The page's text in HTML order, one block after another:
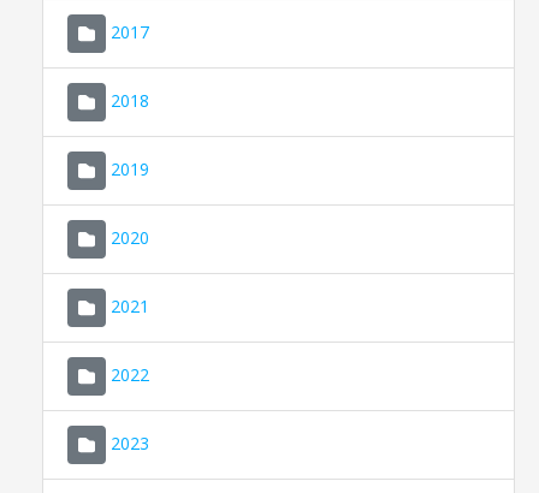
2017
2018
2019
2020
2021
2022
2023